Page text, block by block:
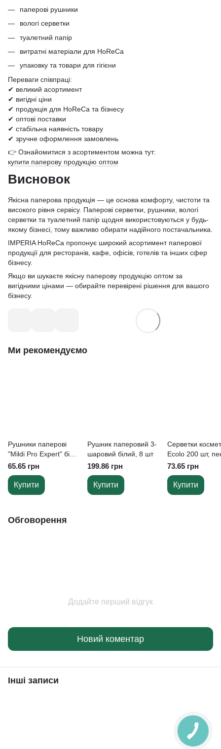
паперові рушники
вологі серветки
туалетний папір
витратні матеріали для HoReCa
упаковку та товари для гігієни
Переваги співпраці:
✔ великий асортимент
✔ вигідні ціни
✔ продукція для HoReCa та бізнесу
✔ оптові поставки
✔ стабільна наявність товару
✔ зручне оформлення замовлень
👉 Ознайомитися з асортиментом можна тут:
купити паперову продукцію оптом
Висновок
Якісна паперова продукція — це основа комфорту, чистоти та
високого рівня сервісу. Паперові серветки, рушники, вологі
серветки та туалетний папір щодня використовуються у будь-
якому бізнесі, тому важливо обирати надійного постачальника.
IMPERIA HoReCa пропонує широкий асортимент паперової
продукції для ресторанів, кафе, офісів, готелів та інших сфер
бізнесу.
Якщо ви шукаєте якісну паперову продукцію оптом за
вигідними цінами — обирайте перевірені рішення для вашого
бізнесу.
Ми рекомендуємо
Рушники паперові
"Mildi Pro Expert" білі,
V-складання, 2-
шарові, 230*210 мм,
200 листів
65.65 грн
Купити
Рушник паперовий 3-
шаровий білий, 8 шт
199.86 грн
Купити
Серветки
Ecolo 200 шт,
73.65 грн
Купити
Обговорення
Додайте перший відгук
Новий коментар
Інші записи